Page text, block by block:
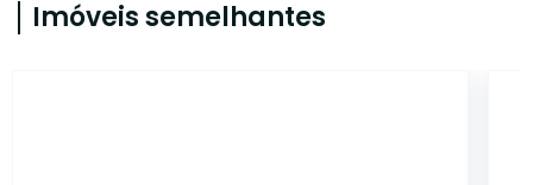
Imóveis semelhantes